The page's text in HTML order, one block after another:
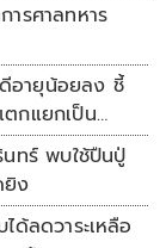
ารศาลทหาร
อายุน้อยลง ชี้
ตกแยกเป็น
ทร์ พบใช้ปืนปู่
ยิง
ด้ลดวาระเหลือ